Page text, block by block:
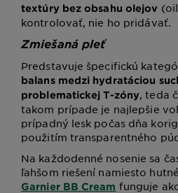
textúry bez obsahu olejov
kontrolovať, nie ho pridávať.
Zmiešaná pleť
Predstavuje špecifickú
balans medzi hydratáciou
problematickej T-zóny, teda
takom prípade je najlepšie
prípadný lesk počas dňa
použitím transparentného
Na každodenné nosenie sa
ľahšom riešení namiesto
Garnier BB Cream funguje